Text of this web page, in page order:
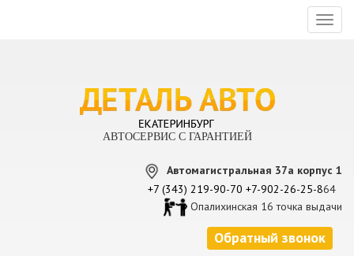
АВТОСЕРВИС С ГАРАНТИЕЙ
Автомагистральная 37а корпус 1
+7 (343) 219-90-70 +7-902-26-25-864
Опалихинская 16 точка выдачи
Обратный звонок